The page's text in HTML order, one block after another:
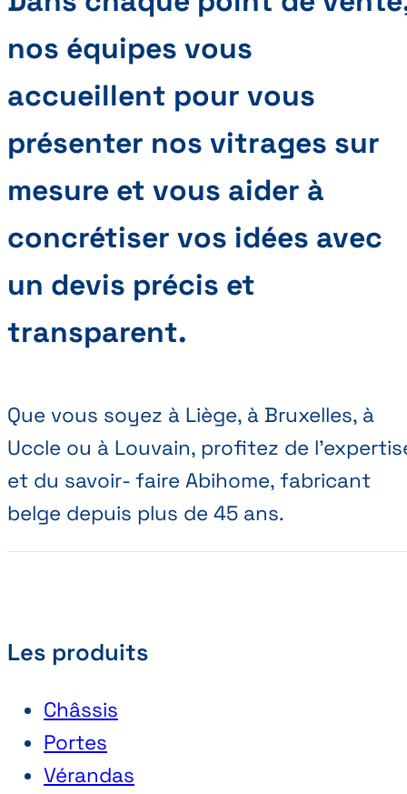
nos équipes vous
accueillent pour vous
présenter nos vitrages sur
mesure et vous aider à
concrétiser vos idées avec
un devis précis et
transparent.
Que vous soyez à Liège, à Bruxelles, à
Uccle ou à Louvain, profitez de
et du savoir- faire Abihome, fabricant
belge depuis plus de 45 ans.
Les produits
Châssis
Portes
Vérandas